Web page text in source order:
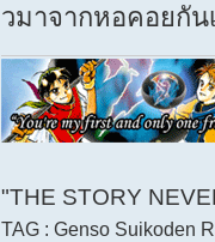
วมาจากหอคอยกัน
"THE STORY
TAG : Genso Suikoden